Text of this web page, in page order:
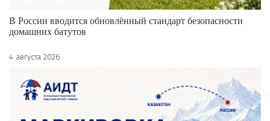
В России вводится обновлённый стандарт безопасности
домашних батутов
4 августа 2026